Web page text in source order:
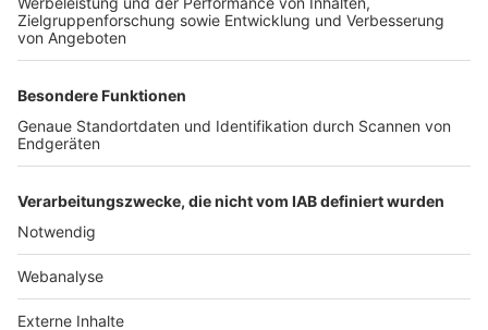
TOP-PARTNER
Nutzungsbedingungen Datenschutz Impressum